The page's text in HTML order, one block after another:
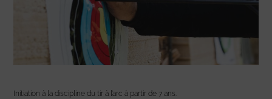
Initiation à la discipline du tir à l’arc à partir de 7 ans.